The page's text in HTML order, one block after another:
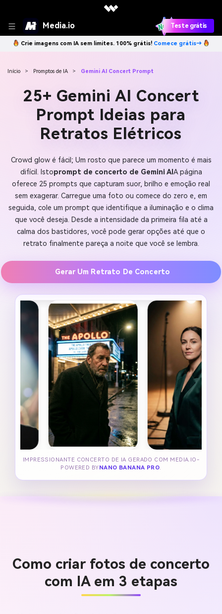
Media.io Teste grátis
Crie imagens com IA sem limites. 100% grátis! Comece grátis→
Início > Promptos de IA > Gemini AI Concert Prompt
25+ Gemini AI Concert
Prompt Ideias para
Retratos Elétricos
Crowd glow é fácil; Um rosto que parece um momento é mais
difícil. Istoprompt de concerto de Gemini AIA página
oferece 25 prompts que capturam suor, brilho e emoção real
sem exagerar. Carregue uma foto ou comece do zero e, em
seguida, cole um prompt que identifique a iluminação e o clima
que você deseja. Desde a intensidade da primeira fila até a
calma dos bastidores, você pode gerar opções até que o
retrato finalmente pareça a noite que você se lembra.
Gerar Um Retrato De Concerto
IMPRESSIONANTE CONCERTO DE IA GERADO COM MEDIA.IO-
POWERED BY NANO BANANA PRO.
Como criar fotos de concerto
com IA em 3 etapas